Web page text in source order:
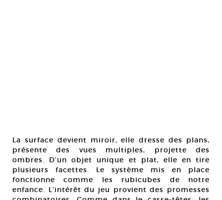
La surface devient miroir, elle dresse des plans,
présente des vues multiples, projette des
ombres. D’un objet unique et plat, elle en tire
plusieurs facettes. Le système mis en place
fonctionne comme les rubicubes de notre
enfance. L’intérêt du jeu provient des promesses